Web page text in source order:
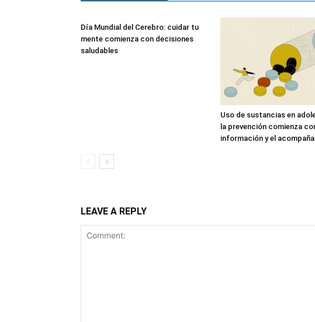
Día Mundial del Cerebro: cuidar tu
mente comienza con decisiones
saludables
Uso de sustancias en
la prevención comienza
información y el
LEAVE A REPLY